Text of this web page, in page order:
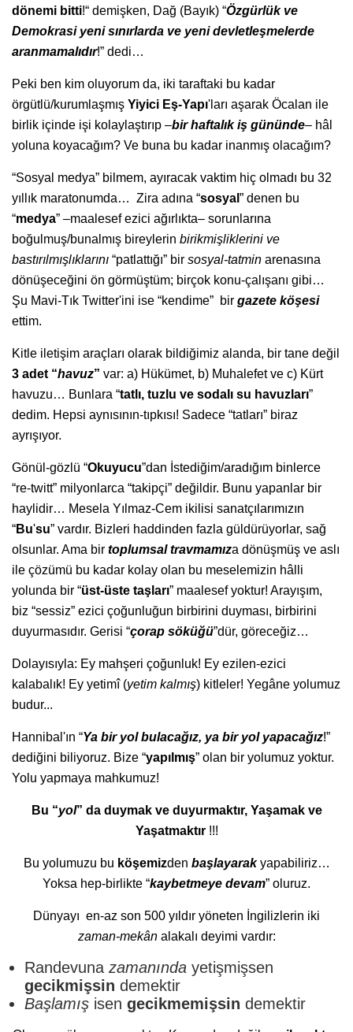
dönemi bitti!“ demişken, Dağ (Bayık) “Özgürlük ve
Demokrasi yeni sınırlarda ve yeni devletleşmelerde
aranmamalıdır!” dedi…
Peki ben kim oluyorum da, iki taraftaki bu kadar
örgütlü/kurumlaşmış Yiyici Eş-Yapı'ları aşarak Öcalan ile
birlik içinde işi kolaylaştırıp –bir haftalık iş gününde– hâl
yoluna koyacağım? Ve buna bu kadar inanmış olacağım?
“Sosyal medya” bilmem, ayıracak vaktim hiç olmadı bu 32
yıllık maratonumda… Zira adına “sosyal ” denen bu
“medya” –maalesef ezici ağırlıkta– sorunlarına
boğulmuş/bunalmış bireylerin birikmişliklerini ve
bastırılmışlıklarını “patlattığı” bir sosyal-tatmin arenasına
dönüşeceğini ön görmüştüm; birçok konu-çalışanı gibi…
Şu Mavi-Tık Twitter'ini ise “kendime” bir gazete köşesi
ettim.
Kitle iletişim araçları olarak bildiğimiz alanda, bir tane değil
3 adet “havuz” var: a) Hükümet, b) Muhalefet ve c) Kürt
havuzu… Bunlara “tatlı, tuzlu ve sodalı su havuzları”
dedim. Hepsi aynısının-tıpkısı! Sadece “tatları” biraz
ayrışıyor.
Gönül-gözlü “Okuyucu”dan İstediğim/aradığım binlerce
“re-twitt” milyonlarca “takipçi” değildir. Bunu yapanlar bir
haylidir… Mesela Yılmaz-Cem ikilisi sanatçılarımızın
“Bu'su” vardır. Bizleri haddinden fazla güldürüyorlar, sağ
olsunlar. Ama bir toplumsal travmamıza dönüşmüş ve aslı
ile çözümü bu kadar kolay olan bu meselemizin hâlli
yolunda bir “üst-üste taşları” maalesef yoktur! Arayışım,
biz “sessiz” ezici çoğunluğun birbirini duyması, birbirini
duyurmasıdır. Gerisi “çorap söküğü”dür, göreceğiz…
Dolayısıyla: Ey mahşeri çoğunluk! Ey ezilen-ezici
kalabalık! Ey yetimî (yetim kalmış) kitleler! Yegâne yolumuz
budur...
Hannibal'ın “Ya bir yol bulacağız, ya bir yol yapacağız!”
dediğini biliyoruz. Bize “yapılmış” olan bir yolumuz yoktur.
Yolu yapmaya mahkumuz!
Bu “yol” da duymak ve duyurmaktır, Yaşamak ve
Yaşatmaktır!!!
Bu yolumuzu bu köşemizden başlayarakyapabiliriz…
Yoksa hep-birlikte “kaybetmeye devam” oluruz.
Dünyayı en-az son 500 yıldır yöneten İngilizlerin iki
zaman-mekânalakalı deyimi vardır:
Randevuna zamanında yetişmişsen
gecikmişsin demektir
Başlamış isen gecikmemişsin demektir